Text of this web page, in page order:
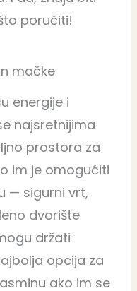
poručiti!
mačke
energije i
najsretnijima
prostora za
im je omogućiti
— sigurni vrt,
dvorište
držati
opcija za
ako im se